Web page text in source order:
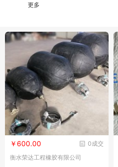
更多
0成交
￥600.00
衡水荣达工程橡胶有限公司